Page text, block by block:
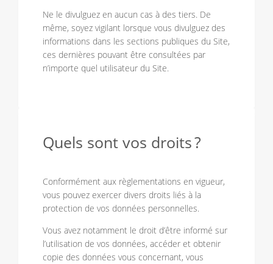
Ne le divulguez en aucun cas à des tiers. De
même, soyez vigilant lorsque vous divulguez des
informations dans les sections publiques du Site,
ces dernières pouvant être consultées par
n’importe quel utilisateur du Site.
Quels sont vos droits ?
Conformément aux règlementations en vigueur,
vous pouvez exercer divers droits liés à la
protection de vos données personnelles.
Vous avez notamment le droit d’être informé sur
l’utilisation de vos données, accéder et obtenir
copie des données vous concernant, vous